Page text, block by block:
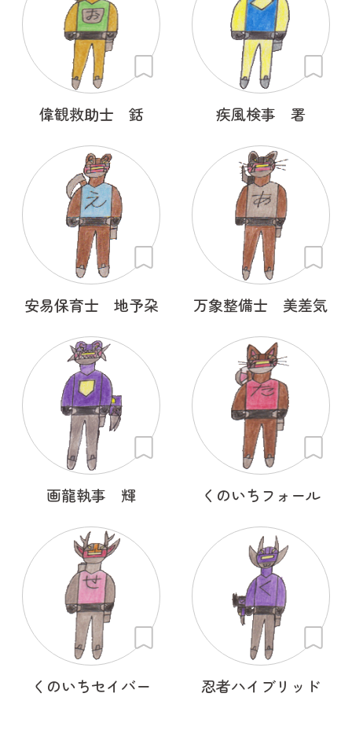
偉観救助士 銛 疾風検事 署
安易保育士 地予朶 万象整備士 美差気
画龍執事 輝 くのいちフォール
くのいちセイバー 忍者ハイブリッド